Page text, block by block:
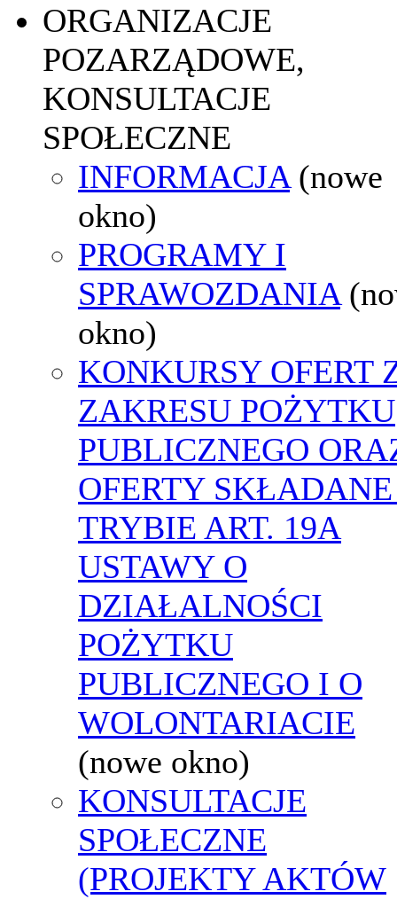
ORGANIZACJE
POZARZĄDOWE,
KONSULTACJE
SPOŁECZNE
INFORMACJA (nowe
okno)
PROGRAMY I
SPRAWOZDANIA
okno)
KONKURSY OFERT
ZAKRESU POŻYTKU
PUBLICZNEGO
OFERTY
TRYBIE ART. 19A
USTAWY O
DZIAŁALNOŚCI
POŻYTKU
PUBLICZNEGO I O
WOLONTARIACIE
(nowe okno)
KONSULTACJE
SPOŁECZNE
(PROJEKTY AKTÓW